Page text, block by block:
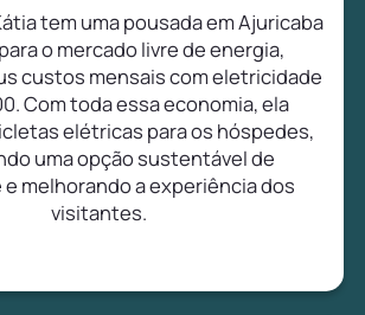
tem uma pousada em Ajuricaba
o mercado livre de energia,
custos mensais com eletricidade
Com toda essa economia, ela
elétricas para os hóspedes,
uma opção sustentável de
melhorando a experiência dos
visitantes.